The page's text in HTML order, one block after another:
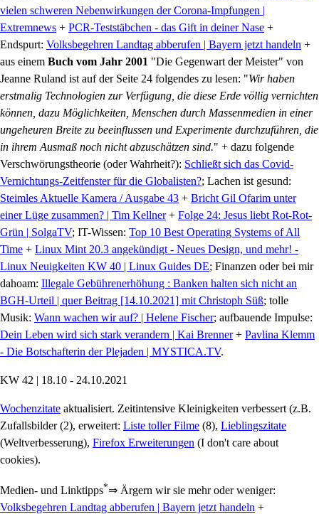
vielen schweren Nebenwirkungen der Corona-Impfungen |
Extremnews + PCR-Teststäbchen - das Gift in deiner Nase +
Endspurt: Volksbegehren Landtag abberufen | Bayern jetzt handeln +
aus einem Buch vom Jahr 2001 "Die Gegenwart der Meister" von
Jeanne Ruland ist auf der Seite 24 folgendes zu lesen: "Wir haben
erstmalig Technologien zur Verfügung, die diese Erde völlig vernichten
können, dazu Möglichkeiten, Menschen durch Massenmedien in einer
ungeheuren Breite zu beeinflussen und Experimente durchzuführen, die
in ihrem Ausmaß noch nicht abzuschätzen sind." + dazu folgende
Verschwörungstheorie (oder Wahrheit?): Schließt sich das Covid-
Vernichtungs-Zeitfenster für die Globalisten?; Lachen ist gesund:
Steimles Aktuelle Kamera / Ausgabe 43 + Bricht Gil Ofarim unter
einer Lüge zusammen? | Tim Kellner+ Folge 24: Jesus liebt Rot-Rot-
Grün | SolgaTV; IT-Wissen: Top 10 Best Operating Systems of All
Time + Linux Mint 20.3 angekündigt - Neues Design, und mehr! -
Linux Neuigkeiten KW 40 | Linux Guides DE; Finanzen oder bei mir
dahoam: Illegale Gebührenerhöhung : Banken halten sich nicht an
BGH-Urteil | quer Beitrag [14.10.2021] mit Christoph Süß; tolle
Musik: Wann wachen wir auf? | Helene Fischer; aufbauende Impulse:
Dein Leben wird sich stark verandern | Kai Brenner+ Pavlina Klemm
- Die Botschafterin der Plejaden | MYSTICA.TV.
KW 42 | 18.10 - 24.10.2021
Wochenzitate aktualisiert. Zeitintensive Kleinigkeiten verbessert (z.B.
Zufallsbilder (2), erweitert: Liste toller Filme (8), Lieblingszitate
(Weltverbesserung), Firefox Erweiterungen (I don't care about
cookies).
Medien- und Linktipps*⇒ Ärgern wir sie mehr oder weniger:
Volksbegehren Landtag abberufen | Bayern jetzt handeln +